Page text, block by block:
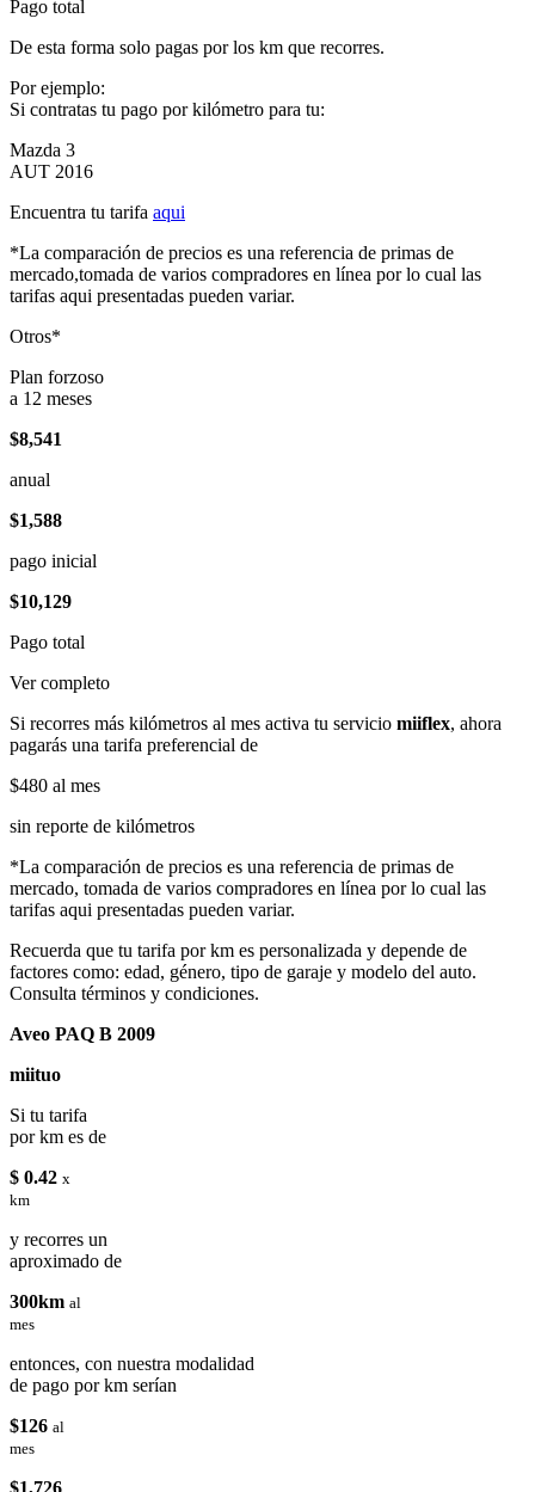
Pago total
De esta forma solo pagas por los km que recorres.
Por ejemplo:
Si contratas tu pago por kilómetro para tu:
Mazda 3
AUT 2016
Encuentra tu tarifa aqui
*La comparación de precios es una referencia de primas de
mercado,tomada de varios compradores en línea por lo cual las
tarifas aqui presentadas pueden variar.
Otros*
Plan forzoso
a 12 meses
$8,541
anual
$1,588
pago inicial
$10,129
Pago total
Ver completo
Si recorres más kilómetros al mes activa tu servicio miiflex, ahora
pagarás una tarifa preferencial de
$480 al mes
sin reporte de kilómetros
*La comparación de precios es una referencia de primas de
mercado, tomada de varios compradores en línea por lo cual las
tarifas aqui presentadas pueden variar.
Recuerda que tu tarifa por km es personalizada y depende de
factores como: edad, género, tipo de garaje y modelo del auto.
Consulta términos y condiciones.
Aveo PAQ B 2009
miituo
Si tu tarifa
por km es de
$ 0.42 x
km
y recorres un
aproximado de
300km al
mes
entonces, con nuestra modalidad
de pago por km serían
$126 al
mes
$1,726